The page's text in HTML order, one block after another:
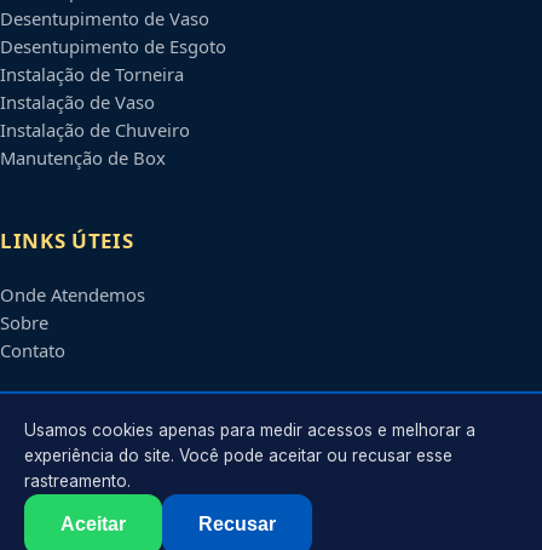
Desentupimento de Vaso
Desentupimento de Esgoto
Instalação de Torneira
Instalação de Vaso
Instalação de Chuveiro
Manutenção de Box
LINKS ÚTEIS
Onde Atendemos
Sobre
Contato
CONTATO
Atendimento em
contato@encanadoremniteroi.com.br
2026 Encanador emNiterói . Todos os direitos reservados.
Usamos cookies apenas para medir acessos e melhorar a
experiência do site. Você pode aceitar ou recusar esse
rastreamento.
Aceitar Recusar